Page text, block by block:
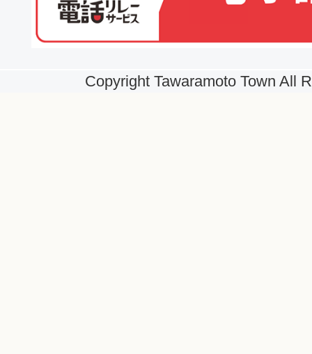
Copyright Tawaramoto Town All